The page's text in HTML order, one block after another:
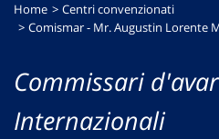
Home
Centri convenzionati
Comismar - Mr. Augustin Lorente
Commissari
Internazionali